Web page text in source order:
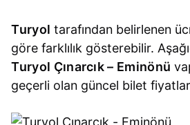
Turyol tarafından belirlenen
göre farklılık gösterebilir.
Turyol Çınarcık – Eminönü
geçerli olan güncel bilet